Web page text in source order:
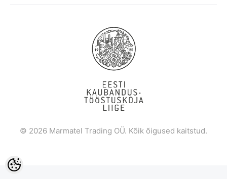
© 2026 Marmatel Trading OÜ. Kõik õigused kaitstud.